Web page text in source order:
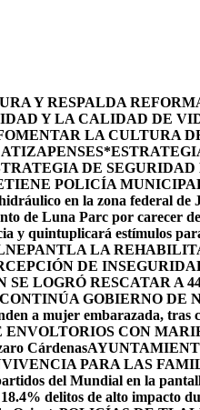
Y RESPALDA
Y LA CALIDAD DE
LA CULTURA
DE
POLICÍA
en la zona federal de
de Luna Parc por carecer
y quintuplicará estímulos
LA
DE
LOGRÓ RESCATAR A
CONTINÚA GOBIERNO DE
a mujer embarazada, tras
CON
Cárdenas
PARA LAS
del Mundial en la
delitos de alto impacto